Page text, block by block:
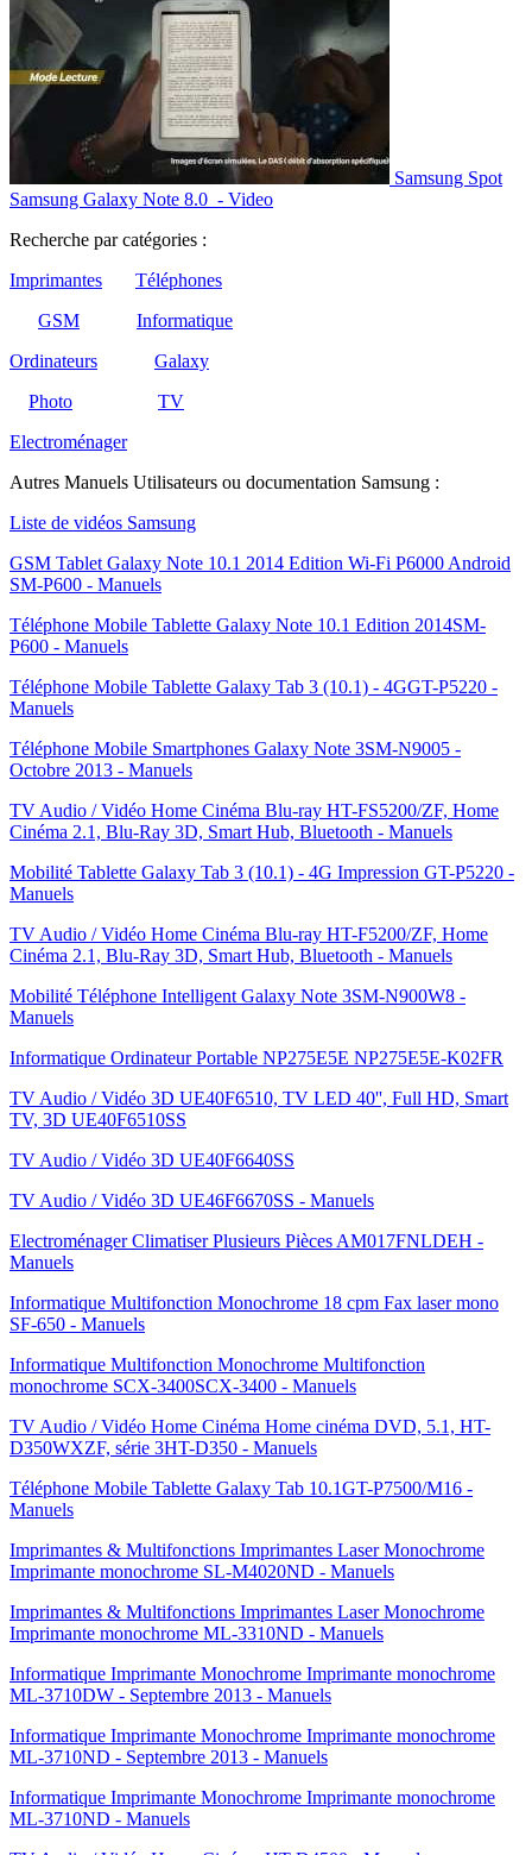
Samsung Spot
Samsung Galaxy Note 8.0 - Video
Recherche par catégories :
Imprimantes
Téléphones
GSM
Informatique
Ordinateurs
Galaxy
Photo
TV
Electroménager
Autres Manuels Utilisateurs ou documentation Samsung :
Liste de vidéos Samsung
GSM Tablet Galaxy Note 10.1 2014 Edition Wi-Fi P6000 Android
SM-P600 - Manuels
Téléphone Mobile Tablette Galaxy Note 10.1 Edition 2014SM-
P600 - Manuels
Téléphone Mobile Tablette Galaxy Tab 3 (10.1) - 4GGT-P5220 -
Manuels
Téléphone Mobile Smartphones Galaxy Note 3SM-N9005 -
Octobre 2013 - Manuels
TV Audio / Vidéo Home Cinéma Blu-ray HT-FS5200/ZF, Home
Cinéma 2.1, Blu-Ray 3D, Smart Hub, Bluetooth - Manuels
Mobilité Tablette Galaxy Tab 3 (10.1) - 4G Impression GT-P5220 -
Manuels
TV Audio / Vidéo Home Cinéma Blu-ray HT-F5200/ZF, Home
Cinéma 2.1, Blu-Ray 3D, Smart Hub, Bluetooth - Manuels
Mobilité Téléphone Intelligent Galaxy Note 3SM-N900W8 -
Manuels
Informatique Ordinateur Portable NP275E5E NP275E5E-K02FR
TV Audio / Vidéo 3D UE40F6510, TV LED 40'', Full HD, Smart
TV, 3D UE40F6510SS
TV Audio / Vidéo 3D UE40F6640SS
TV Audio / Vidéo 3D UE46F6670SS - Manuels
Electroménager Climatiser Plusieurs Pièces AM017FNLDEH -
Manuels
Informatique Multifonction Monochrome 18 cpm Fax laser mono
SF-650 - Manuels
Informatique Multifonction Monochrome Multifonction
monochrome SCX-3400SCX-3400 - Manuels
TV Audio / Vidéo Home Cinéma Home cinéma DVD, 5.1, HT-
D350WXZF, série 3HT-D350 - Manuels
Téléphone Mobile Tablette Galaxy Tab 10.1GT-P7500/M16 -
Manuels
Imprimantes & Multifonctions Imprimantes Laser Monochrome
Imprimante monochrome SL-M4020ND - Manuels
Imprimantes & Multifonctions Imprimantes Laser Monochrome
Imprimante monochrome ML-3310ND - Manuels
Informatique Imprimante Monochrome Imprimante monochrome
ML-3710DW - Septembre 2013 - Manuels
Informatique Imprimante Monochrome Imprimante monochrome
ML-3710ND - Septembre 2013 - Manuels
Informatique Imprimante Monochrome Imprimante monochrome
ML-3710ND - Manuels